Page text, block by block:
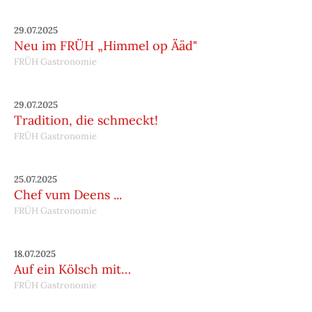
29.07.2025
Neu im FRÜH „Himmel op Ääd"
FRÜH Gastronomie
29.07.2025
Tradition, die schmeckt!
FRÜH Gastronomie
25.07.2025
Chef vum Deens ...
FRÜH Gastronomie
18.07.2025
Auf ein Kölsch mit…
FRÜH Gastronomie